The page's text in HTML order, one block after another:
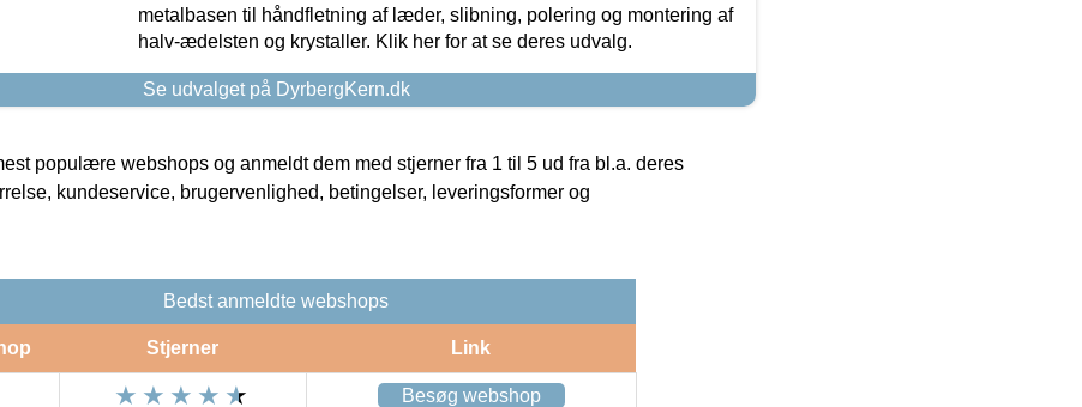
metalbasen til håndfletning af læder, slibning, polering og montering af
halv-ædelsten og krystaller. Klik her for at se deres udvalg.
Se udvalget på DyrbergKern.dk
populære webshops og anmeldt dem med stjerner fra 1 til 5 ud fra bl.a. deres
kundeservice, brugervenlighed, betingelser, leveringsformer og
Bedst anmeldte webshops
Stjerner Link
Besøg webshop